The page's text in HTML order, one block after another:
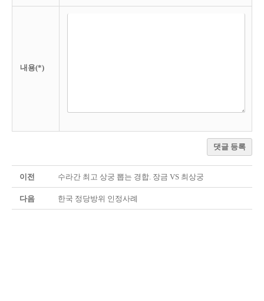
내용(*)
댓글 등록
이전 수라간 최고 상궁 뽑는 경합. 장금 VS 최상궁
다음 한국 정당방위 인정사례